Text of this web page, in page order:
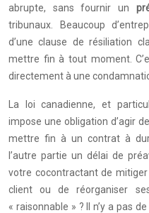
abrupte, sans fournir un
tribunaux. Beaucoup
d’une clause de résiliation
mettre fin à tout moment.
directement à une
La loi canadienne, et
impose une obligation d’agir
mettre fin à un contrat à
l’autre partie un délai de
votre cocontractant de
client ou de réorganiser
« raisonnable » ? Il n’y a pas